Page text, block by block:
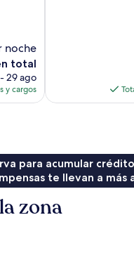
noche
total
29 ago
y cargos
para acumular
te llevan a más
zona